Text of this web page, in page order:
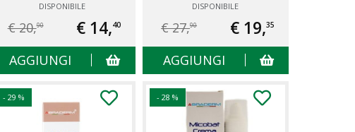
DISPONIBILE
€ 20,90 € 14,40
AGGIUNGI
DISPONIBILE
€ 27,90 € 19,35
AGGIUNGI
- 29 % - 28 %